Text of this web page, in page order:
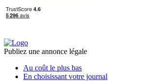
Publiez une annonce légale
Au coût le plus bas
En choisissant votre journal